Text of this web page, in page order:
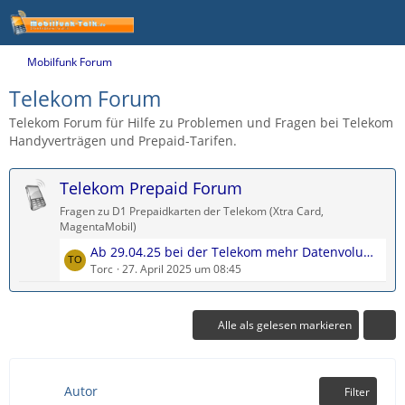
Mobilfunk Forum
Telekom Forum
Telekom Forum für Hilfe zu Problemen und Fragen bei Telekom
Handyverträgen und Prepaid-Tarifen.
Telekom Prepaid Forum
Fragen zu D1 Prepaidkarten der Telekom (Xtra Card,
MagentaMobil)
L
e
t
i
Ab 29.04.25 bei der Telekom mehr Datenvolumen im Prepaid
Torc 27. April 2025 um 08:45
Alle als gelesen markieren
Autor Filter